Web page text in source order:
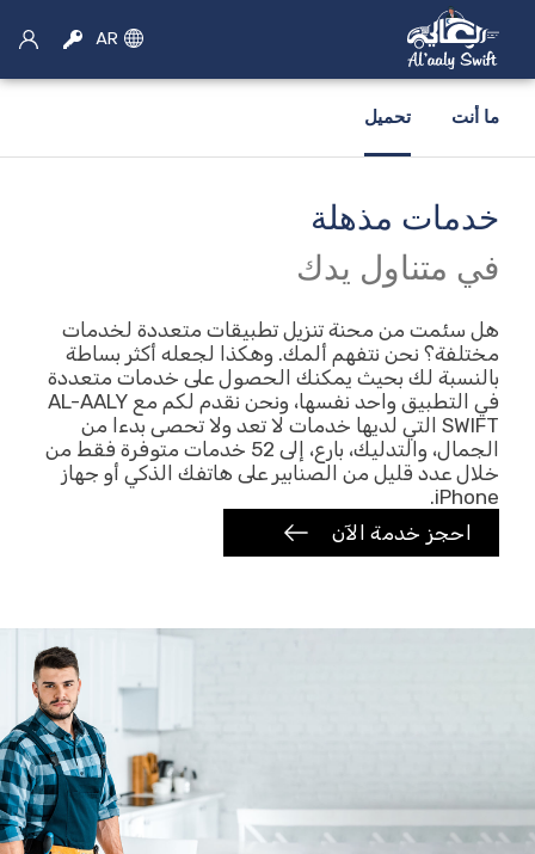
AR
اختر الخدمة
سيارة اجره
حجز سيارات الأجرة
موتو الحجز
تأجير سيارات
تأجير الدراجات النارية
تسليم المواد الغذائية والتخزين
ما أنت تحميل
خدمات مذهلة
في متناول يدك
هل سئمت من محنة تنزيل تطبيقات متعددة لخدمات
مختلفة؟ نحن نتفهم ألمك. وهكذا لجعله أكثر بساطة
بالنسبة لك بحيث يمكنك الحصول على خدمات متعددة
في التطبيق واحد نفسها، ونحن نقدم لكم مع AL-AALY
SWIFT التي لديها خدمات لا تعد ولا تحصى بدءا من
الجمال، والتدليك، بارع، إلى 52 خدمات متوفرة فقط من
خلال عدد قليل من الصنابير على هاتفك الذكي أو جهاز
iPhone.
احجز خدمة الآن